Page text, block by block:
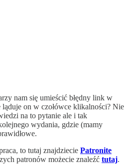
nam się umieścić błędny link w
on w czołówce klikalności? Nie
na to pytanie ale i tak
wydania, gdzie (mamy
to tutaj znajdziecie Patronite
patronów możecie znaleźć tutaj.